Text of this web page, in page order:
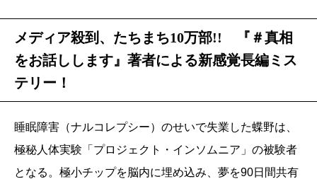
メディア殺到、たちまち10万部!! 『＃真相
をお話しします』著者による新感覚長編ミス
テリー！
睡眠障害（ナルコレプシー）のせいで失業した蝶野は、
極秘人体実験「プロジェクト・インソムニア」の被験者
となる。極小チップを脳内に埋め込み、夢を90日間共有